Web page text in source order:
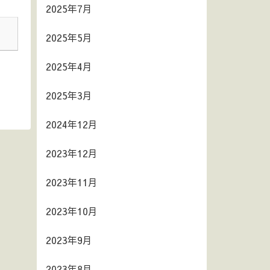
2025年7月
2025年5月
2025年4月
2025年3月
2024年12月
2023年12月
2023年11月
2023年10月
2023年9月